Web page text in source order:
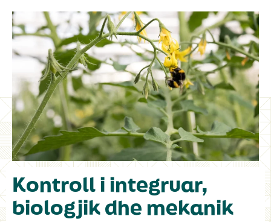
Kontroll i integruar,
biologjik dhe mekanik